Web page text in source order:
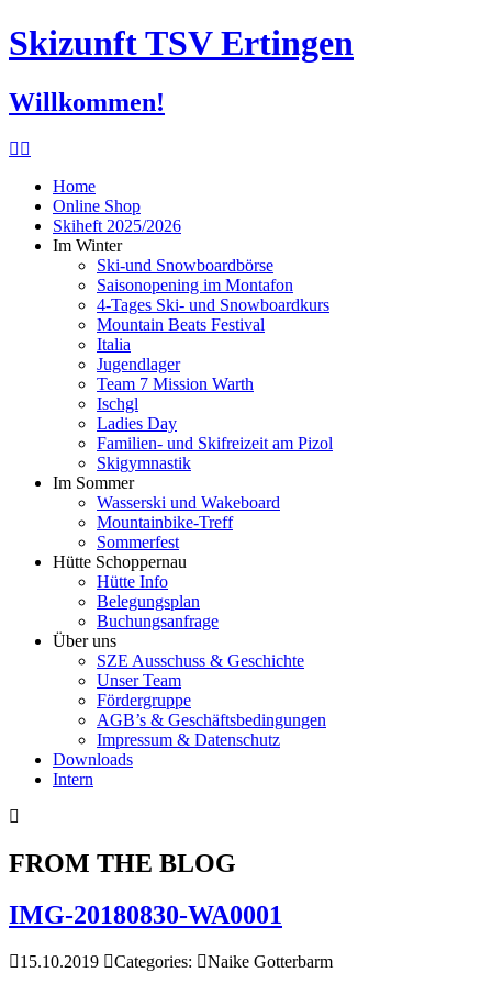
Skizunft TSV Ertingen
Willkommen!
Home
Online Shop
Skiheft 2025/2026
Im Winter
Ski-und Snowboardbörse
Saisonopening im Montafon
4-Tages Ski- und Snowboardkurs
Mountain Beats Festival
Italia
Jugendlager
Team 7 Mission Warth
Ischgl
Ladies Day
Familien- und Skifreizeit am Pizol
Skigymnastik
Im Sommer
Wasserski und Wakeboard
Mountainbike-Treff
Sommerfest
Hütte Schoppernau
Hütte Info
Belegungsplan
Buchungsanfrage
Über uns
SZE Ausschuss & Geschichte
Unser Team
Fördergruppe
AGB’s & Geschäftsbedingungen
Impressum & Datenschutz
Downloads
Intern
FROM THE BLOG
IMG-20180830-WA0001
15.10.2019 Categories: Naike Gotterbarm